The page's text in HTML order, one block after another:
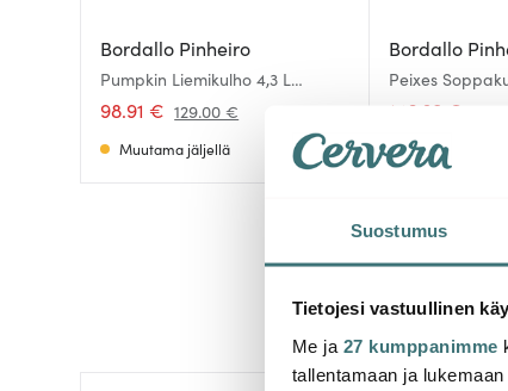
Suostumus
Tietojesi vastuullinen
Me ja 27 kumppanimme
tallentamaan ja
Bordallo Pinheiro
Pumpkin Liemikulho 4,3 L
Oranssi/Vihreä
98.91 € 129.00 €
Muutama jäljellä
Bordallo
Peixes
Terriini
146.30 €
Muutama jäljellä